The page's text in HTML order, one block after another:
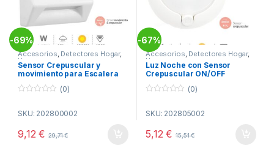
-69%
Accesorios, Detectores Hogar,
Hogar
Sensor Crepuscular y
movimiento para Escalera
u
f
(0)
SKU: 202800002
9,12€ 29,71€
-67%
Accesorios, Detectores Hogar,
Hogar
Luz Noche con Sensor
Crepuscular ON/OFF
u
f
(0)
SKU: 202805002
5,12€ 15,51€